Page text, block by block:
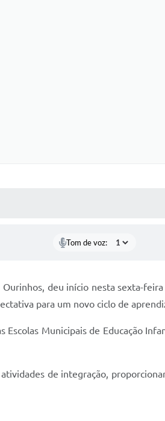
Tom de voz:
deu início nesta sexta-
para um novo ciclo de
Municipais de Educação
de integração,